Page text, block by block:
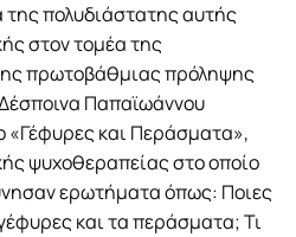
της πολυδιάστατης αυτής
στον τομέα της
πρωτοβάθμιας πρόληψης
Παπαϊωάννου
«Γέφυρες και Περάσματα»,
ψυχοθεραπείας στο οποίο
ερωτήματα όπως: Ποιες
και τα περάσματα; Τι